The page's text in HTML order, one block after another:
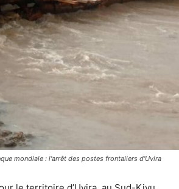
mondiale : l'arrêt des postes frontaliers d'Uvira